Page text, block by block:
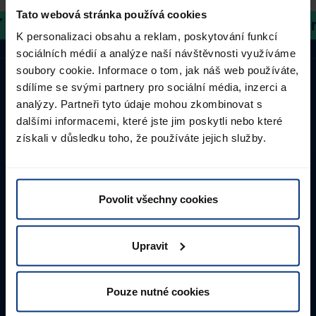
Tato webová stránka používá cookies
K personalizaci obsahu a reklam, poskytování funkcí
sociálních médií a analýze naší návštěvnosti využíváme
soubory cookie. Informace o tom, jak náš web používáte,
sdílíme se svými partnery pro sociální média, inzerci a
analýzy. Partneři tyto údaje mohou zkombinovat s
dalšími informacemi, které jste jim poskytli nebo které
získali v důsledku toho, že používáte jejich služby.
Povolit všechny cookies
Upravit
Pouze nutné cookies
Together in motion.
Úvodní stránka Kontakt Vyhledávání lokalit